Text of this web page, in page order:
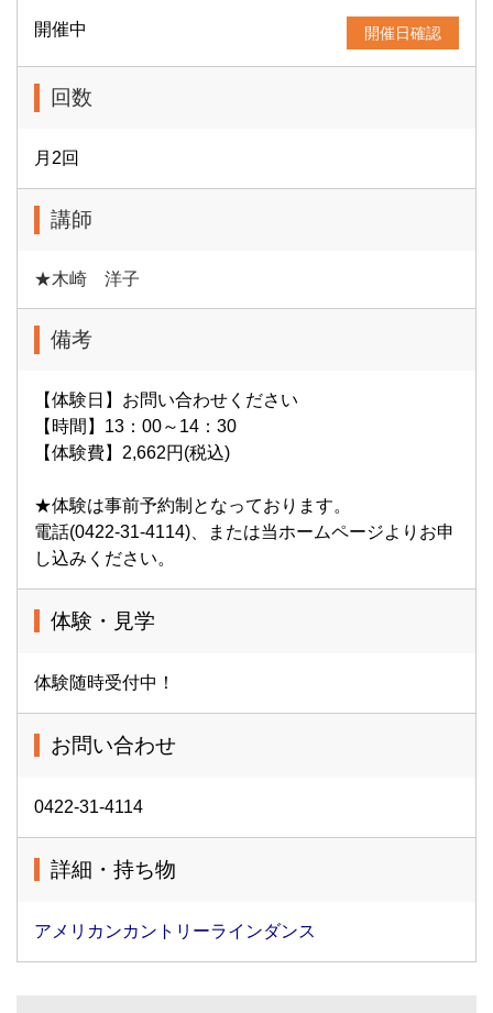
開催中 開催日確認
回数
月2回
講師
★木崎 洋子
備考
【体験日】お問い合わせください
【時間】13：00～14：30
【体験費】2,662円(税込)
★体験は事前予約制となっております。
電話(0422-31-4114)、または当ホームページよりお申
し込みください。
体験・見学
体験随時受付中！
お問い合わせ
0422-31-4114
詳細・持ち物
アメリカンカントリーラインダンス